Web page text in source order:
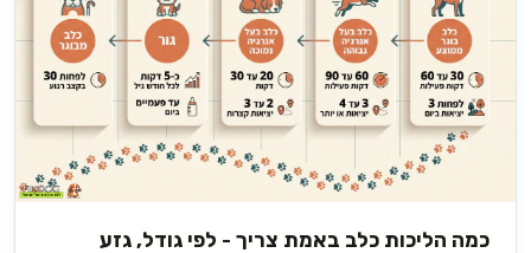
כמה הליכות כלב באמת צריך - לפי גודל, גזע